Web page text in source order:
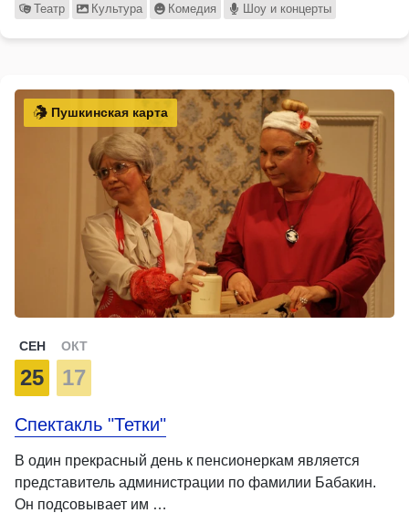
Театр Культура Комедия Шоу и концерты
Пушкинская карта
СЕН
25
ОКТ
17
Спектакль "Тетки"
В один прекрасный день к пенсионеркам является
представитель администрации по фамилии Бабакин.
Он подсовывает им …